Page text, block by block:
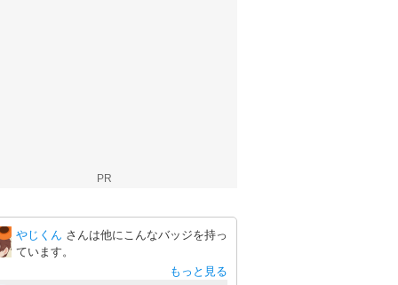
PR
やじくん さんは他にこんなバッジを持っ
ています。
もっと見る